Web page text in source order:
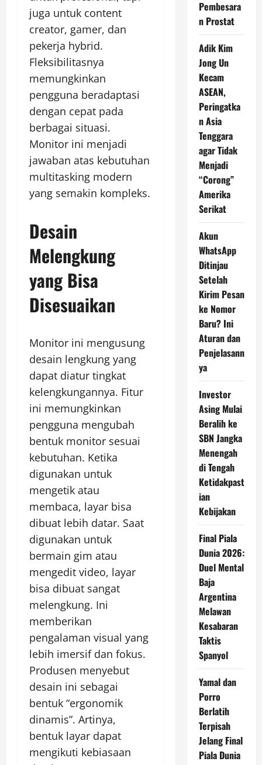
juga untuk content
creator, gamer, dan
pekerja hybrid.
Fleksibilitasnya
memungkinkan
pengguna beradaptasi
dengan cepat pada
berbagai situasi.
Monitor ini menjadi
jawaban atas kebutuhan
multitasking modern
yang semakin kompleks.
Desain
Melengkung
yang Bisa
Disesuaikan
Monitor ini mengusung
desain lengkung yang
dapat diatur tingkat
kelengkungannya. Fitur
ini memungkinkan
pengguna mengubah
bentuk monitor sesuai
kebutuhan. Ketika
digunakan untuk
mengetik atau
membaca, layar bisa
dibuat lebih datar. Saat
digunakan untuk
bermain gim atau
mengedit video, layar
bisa dibuat sangat
melengkung. Ini
memberikan
pengalaman visual yang
lebih imersif dan fokus.
Produsen menyebut
desain ini sebagai
bentuk “ergonomik
dinamis”. Artinya,
bentuk layar dapat
mengikuti kebiasaan
Pembesara
n Prostat
Adik Kim
Jong Un
Kecam
ASEAN,
Peringatka
n Asia
Tenggara
agar Tidak
Menjadi
“Corong”
Amerika
Serikat
Akun
WhatsApp
Ditinjau
Setelah
Kirim Pesan
ke Nomor
Baru? Ini
Aturan dan
Penjelasann
ya
Investor
Asing Mulai
Beralih ke
SBN Jangka
Menengah
di Tengah
Ketidakpast
ian
Kebijakan
Final Piala
Dunia 2026:
Duel Mental
Baja
Argentina
Melawan
Kesabaran
Taktis
Spanyol
Yamal dan
Porro
Berlatih
Terpisah
Jelang Final
Piala Dunia